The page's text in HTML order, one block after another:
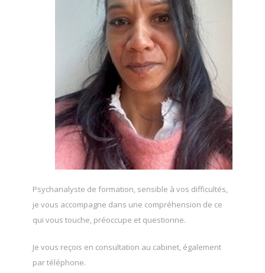
Psychanalyste de formation, sensible à vos difficultés,
je vous accompagne dans une compréhension de ce
qui vous touche, préoccupe et questionne.
Je vous reçois en consultation au cabinet, également
par téléphone.